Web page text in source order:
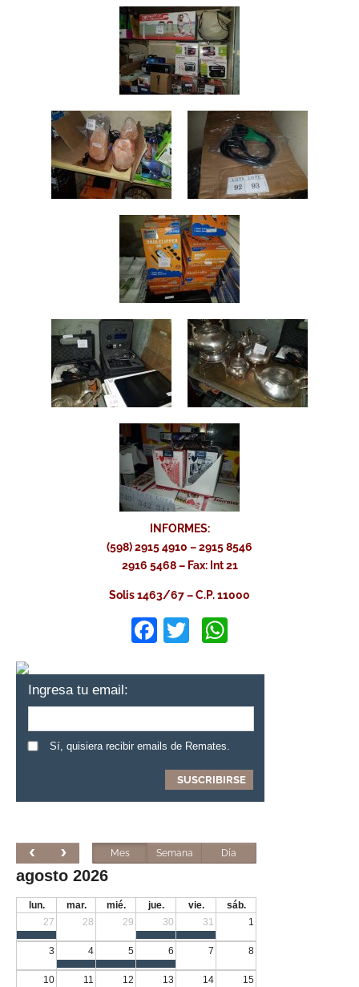
INFORMES:
(598) 2915 4910 – 2915 8546
2916 5468 – Fax: Int 21
Solis 1463/67 – C.P. 11000
Facebook
Twitter
Ingresa tu email:
Sí, quisiera recibir emails de Remates.
Mes Semana Día
agosto 2026
lun. mar. mié. jue. vie.
sáb.
27
28 29 30 31 1
3 4 5 6 7 8
10 11 12 13 14 15